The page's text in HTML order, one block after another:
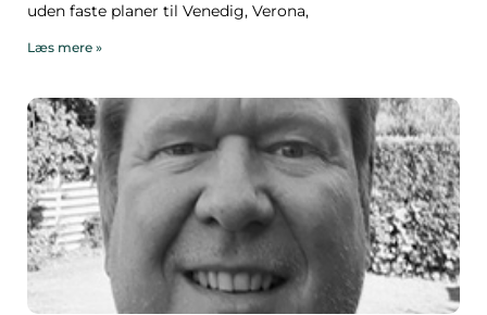
uden faste planer til Venedig, Verona,
Læs mere »